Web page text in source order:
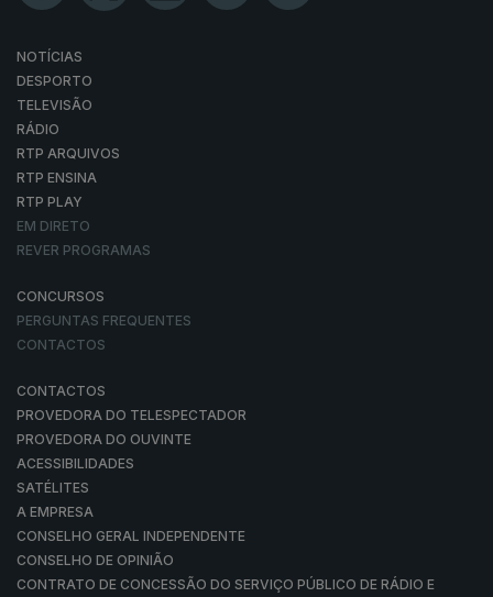
NOTÍCIAS
DESPORTO
TELEVISÃO
RÁDIO
RTP ARQUIVOS
RTP ENSINA
RTP PLAY
EM DIRETO
REVER PROGRAMAS
CONCURSOS
PERGUNTAS FREQUENTES
CONTACTOS
CONTACTOS
PROVEDORA DO TELESPECTADOR
PROVEDORA DO OUVINTE
ACESSIBILIDADES
SATÉLITES
A EMPRESA
CONSELHO GERAL INDEPENDENTE
CONSELHO DE OPINIÃO
CONTRATO DE CONCESSÃO DO SERVIÇO PÚBLICO DE RÁDIO E